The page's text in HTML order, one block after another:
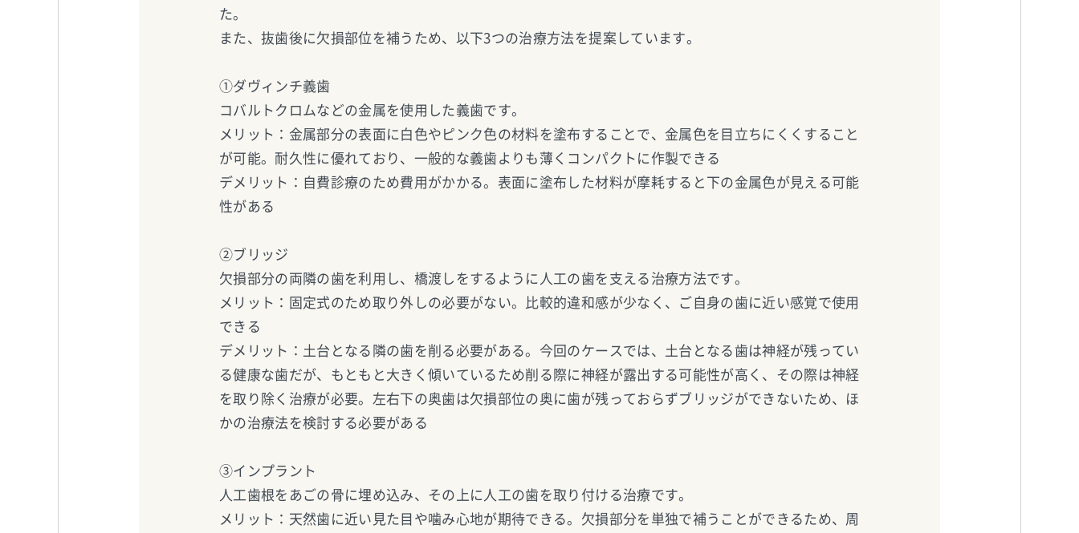
た。
また、抜歯後に欠損部位を補うため、以下3つの治療方法を提案しています。
①ダヴィンチ義歯
コバルトクロムなどの金属を使用した義歯です。
メリット：金属部分の表面に白色やピンク色の材料を塗布することで、金属色を目立ちにくくすること
が可能。耐久性に優れており、一般的な義歯よりも薄くコンパクトに作製できる
デメリット：自費診療のため費用がかかる。表面に塗布した材料が摩耗すると下の金属色が見える可能
性がある
②ブリッジ
欠損部分の両隣の歯を利用し、橋渡しをするように人工の歯を支える治療方法です。
メリット：固定式のため取り外しの必要がない。比較的違和感が少なく、ご自身の歯に近い感覚で使用
できる
デメリット：土台となる隣の歯を削る必要がある。今回のケースでは、土台となる歯は神経が残ってい
る健康な歯だが、もともと大きく傾いているため削る際に神経が露出する可能性が高く、その際は神経
を取り除く治療が必要。左右下の奥歯は欠損部位の奥に歯が残っておらずブリッジができないため、ほ
かの治療法を検討する必要がある
③インプラント
人工歯根をあごの骨に埋め込み、その上に人工の歯を取り付ける治療です。
メリット：天然歯に近い見た目や噛み心地が期待できる。欠損部分を単独で補うことができるため、周